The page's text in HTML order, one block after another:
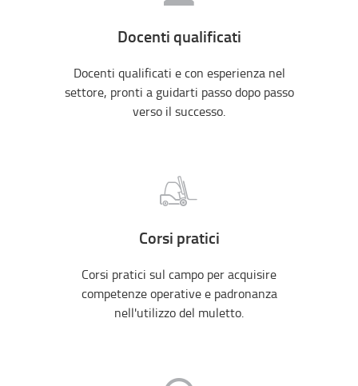
Docenti qualificati
Docenti qualificati e con esperienza nel
settore, pronti a guidarti passo dopo passo
verso il successo.
Corsi pratici
Corsi pratici sul campo per acquisire
competenze operative e padronanza
nell'utilizzo del muletto.